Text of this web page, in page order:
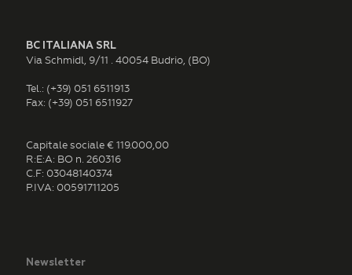
BC ITALIANA SRL
Via Schmidl, 9/11 . 40054 Budrio, (BO)
Tel.: (+39) 051 6511913
Fax: (+39) 051 6511927
Capitale sociale € 119.000,00
R:E:A: BO n. 260316
C.F: 03048140374
P.IVA: 00591711205
Newsletter